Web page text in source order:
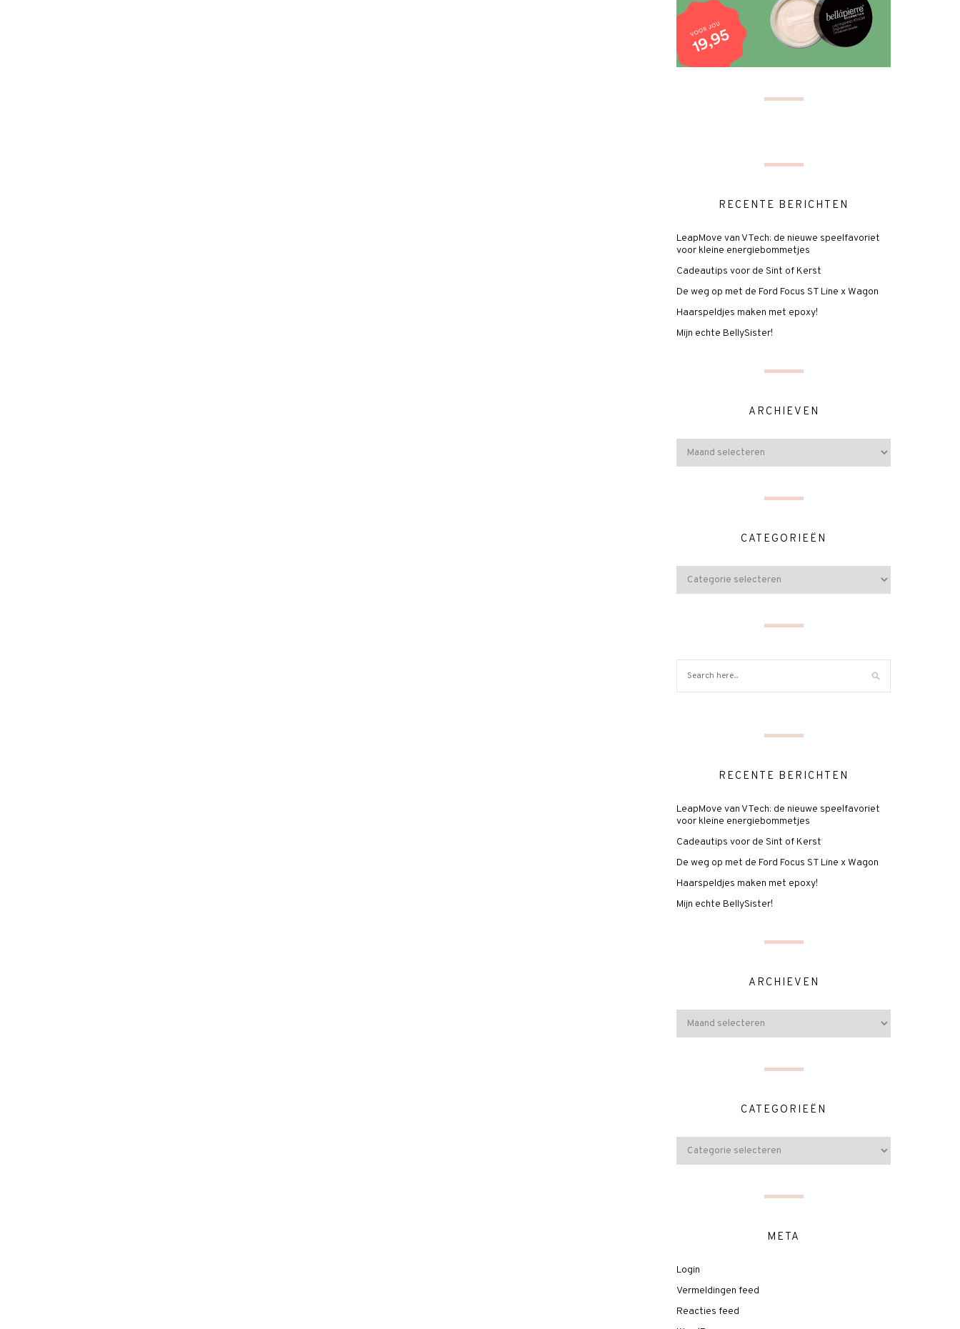
RECENTE BERICHTEN
LeapMove van VTech: de nieuwe speelfavoriet
voor kleine energiebommetjes
Cadeautips voor de Sint of Kerst
De weg op met de Ford Focus ST Line x Wagon
Haarspeldjes maken met epoxy!
Mijn echte BellySister!
ARCHIEVEN
CATEGORIEËN
RECENTE BERICHTEN
LeapMove van VTech: de nieuwe speelfavoriet
voor kleine energiebommetjes
Cadeautips voor de Sint of Kerst
De weg op met de Ford Focus ST Line x Wagon
Haarspeldjes maken met epoxy!
Mijn echte BellySister!
ARCHIEVEN
CATEGORIEËN
META
Login
Vermeldingen feed
Reacties feed